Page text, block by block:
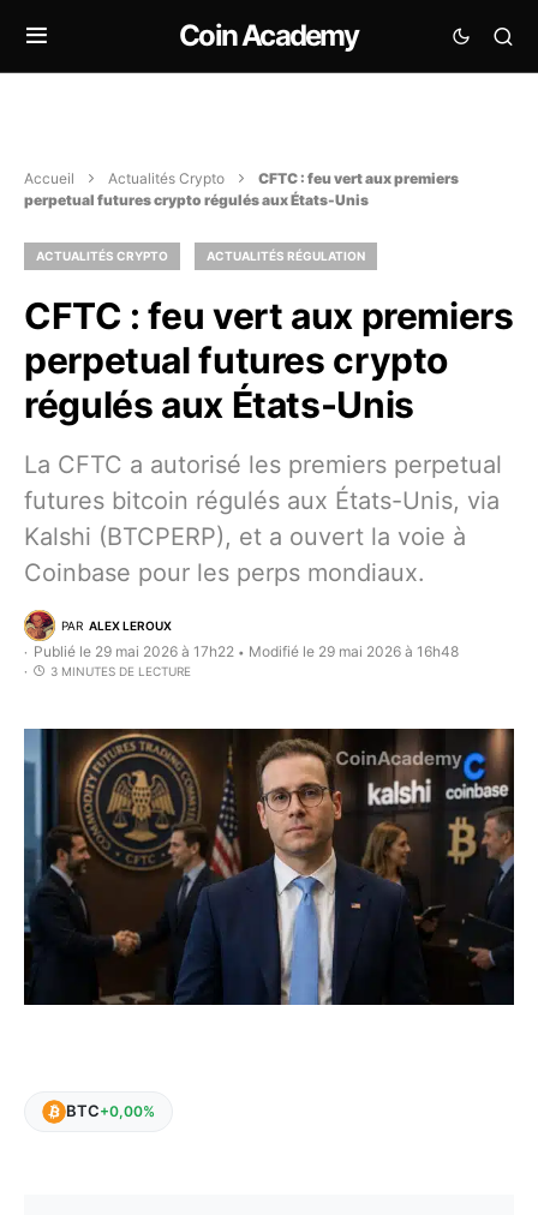
Coin Academy
Accueil Actualités Crypto
CFTC : feu vert aux premiers
perpetual futures crypto régulés aux États-Unis
ACTUALITÉS CRYPTO ACTUALITÉS RÉGULATION
CFTC : feu vert aux premiers
perpetual futures crypto
régulés aux États-Unis
La CFTC a autorisé les premiers perpetual
futures bitcoin régulés aux États-Unis, via
Kalshi (BTCPERP), et a ouvert la voie à
Coinbase pour les perps mondiaux.
PAR ALEX LEROUX
Publié le 29 mai 2026 à 17h22 • Modifié le 29 mai 2026 à 16h48
3 MINUTES DE LECTURE
BTC+0,00%